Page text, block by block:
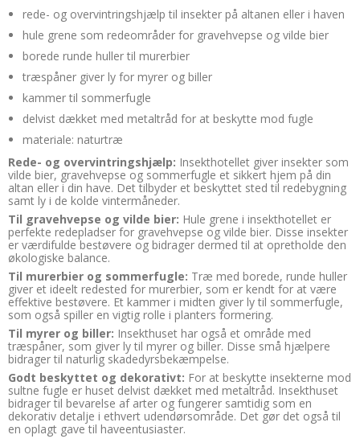
rede- og overvintringshjælp til insekter på altanen eller i haven
hule grene som redeområder for gravehvepse og vilde bier
borede runde huller til murerbier
træspåner giver ly for myrer og biller
kammer til sommerfugle
delvist dækket med metaltråd for at beskytte mod fugle
materiale: naturtræ
Rede- og overvintringshjælp: Insekthotellet giver insekter som
vilde bier, gravehvepse og sommerfugle et sikkert hjem på din
altan eller i din have. Det tilbyder et beskyttet sted til redebygning
samt ly i de kolde vintermåneder.
Til gravehvepse og vilde bier: Hule grene i insekthotellet er
perfekte redepladser for gravehvepse og vilde bier. Disse insekter
er værdifulde bestøvere og bidrager dermed til at opretholde den
økologiske balance.
Til murerbier og sommerfugle: Træ med borede, runde huller
giver et ideelt redested for murerbier, som er kendt for at være
effektive bestøvere. Et kammer i midten giver ly til sommerfugle,
som også spiller en vigtig rolle i planters formering.
Til myrer og biller: Insekthuset har også et område med
træspåner, som giver ly til myrer og biller. Disse små hjælpere
bidrager til naturlig skadedyrsbekæmpelse.
Godt beskyttet og dekorativt: For at beskytte insekterne mod
sultne fugle er huset delvist dækket med metaltråd. Insekthuset
bidrager til bevarelse af arter og fungerer samtidig som en
dekorativ detalje i ethvert udendørsområde. Det gør det også til
en oplagt gave til haveentusiaster.